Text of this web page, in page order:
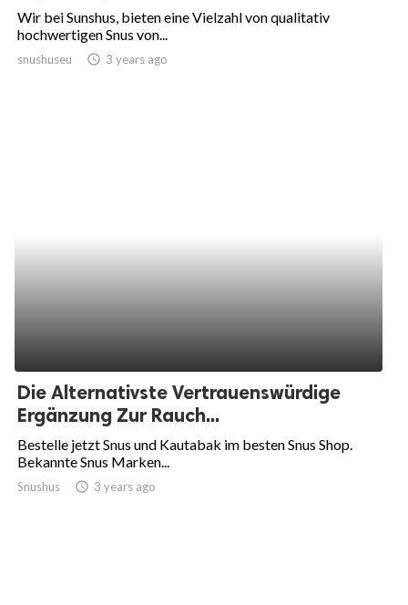
Wir bei Sunshus, bieten eine Vielzahl von qualitativ
hochwertigen Snus von...
snushuseu access_time 3 years ago
Die Alternativste Vertrauenswürdige
Ergänzung Zur Rauch...
Bestelle jetzt Snus und Kautabak im besten Snus Shop.
Bekannte Snus Marken...
Snushus access_time 3 years ago